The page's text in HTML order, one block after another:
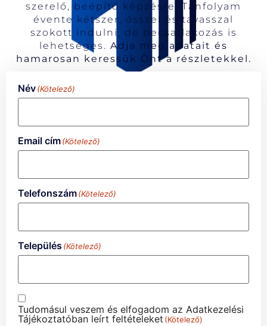
szerelő, beépítő képzésre. Tanfolyam
évente kétszer, ősszel és tavasszal
szokott indulni, de becsatlakozás is
lehetséges. Adja meg adatait és
hamarosan keressük Önt a részletekkel.
Név(Kötelező)
Email cím(Kötelező)
Telefonszám(Kötelező)
Település (Kötelező)
Adatvédelem
Tudomásul veszem és elfogadom az Adatkezelési
Tájékoztatóban leírt feltételeket (Kötelező)